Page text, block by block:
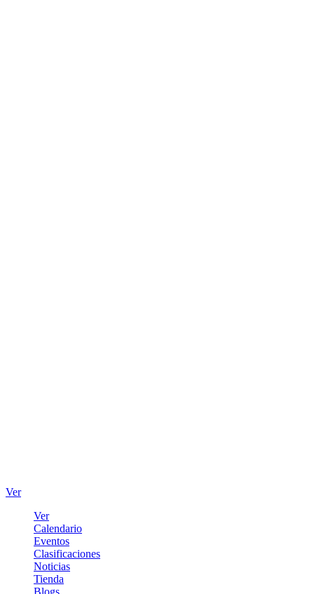
Ver
Ver
Calendario
Eventos
Clasificaciones
Noticias
Tienda
Blogs